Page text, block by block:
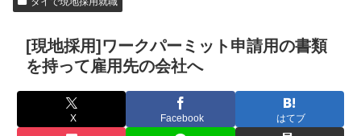
[現地採用]ワークパーミット申請用の書類
を持って雇用先の会社へ
X Facebook はてブ